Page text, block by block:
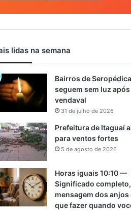
lidas na semana
Bairros de Seropédica
seguem sem luz após
vendaval
31 de julho de 2026
Prefeitura de Itaguaí
para ventos fortes
5 de agosto de 2026
Horas iguais 10:10 —
Significado completo,
mensagem dos anjos
que fazer quando